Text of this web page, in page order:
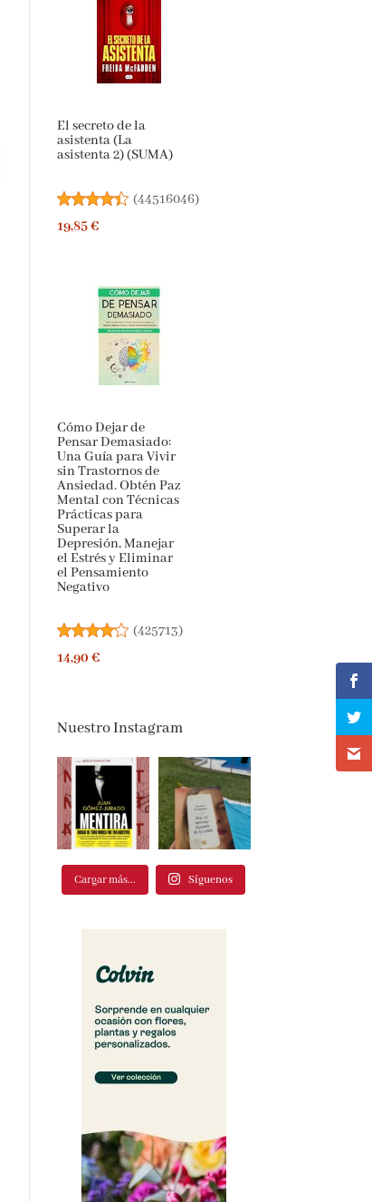
El secreto de la
asistenta (La
asistenta 2) (SUMA)
(44516046)
19,85 €
Cómo Dejar de
Pensar Demasiado:
Una Guía para Vivir
sin Trastornos de
Ansiedad. Obtén Paz
Mental con Técnicas
Prácticas para
Superar la
Depresión, Manejar
el Estrés y Eliminar
el Pensamiento
Negativo
(425713)
14,90 €
Nuestro Instagram
Cargar más... Síguenos